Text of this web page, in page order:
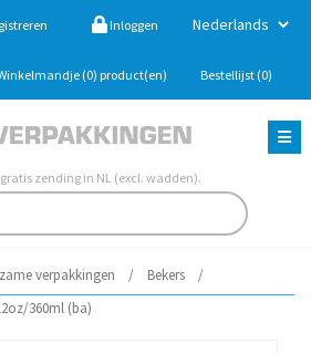
Inloggen
(0) product(en) Bestellijst (0)
zending in NL (excl. wadden).
verpakkingen / Bekers
/
360ml (ba)